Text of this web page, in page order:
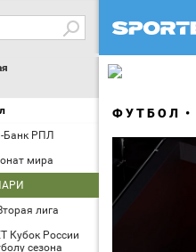
Банк РПЛ
мира
лига
Кубок России
сезона
ФУТБОЛ